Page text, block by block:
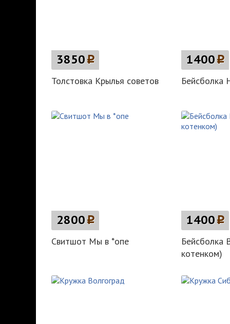
3850p
Толстовка Крылья советов
1400p
Бейсболка
2800p
Свитшот Мы в *опе
1400p
Бейсболка
котенком)